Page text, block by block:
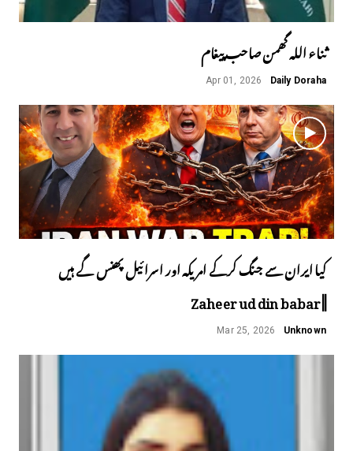
ثناء اللہ گھمن صاحب پیغام
Daily Doraha
Apr 01, 2026
کیا ایران سے جنگ کرکے امریکہ اور اسرائیل پھنس گے ہیں
||Zaheer ud din babar
Unknown
Mar 25, 2026